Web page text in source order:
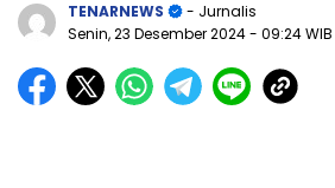
TENARNEWS
- Jurnalis
Senin, 23 Desember 2024- 09:24 WIB